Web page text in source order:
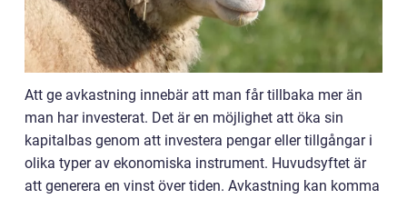
Att ge avkastning innebär att man får tillbaka mer än
man har investerat. Det är en möjlighet att öka sin
kapitalbas genom att investera pengar eller tillgångar i
olika typer av ekonomiska instrument. Huvudsyftet är
att generera en vinst över tiden. Avkastning kan komma